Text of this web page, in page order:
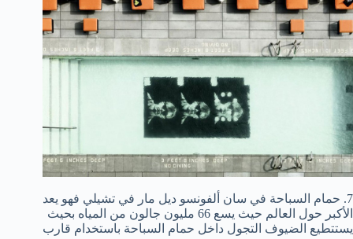
7. حمام السباحة في سان ألفونسو ديل مار في تشيلي فهو يعد
الأكبر حول العالم حيث يسع 66 مليون جالون من المياه بحيث
يستتطيع الضيوف التجول داخل حمام السباحة باستخدام قارب